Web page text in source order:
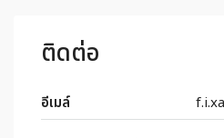
ติดต่อ
อีเมล์